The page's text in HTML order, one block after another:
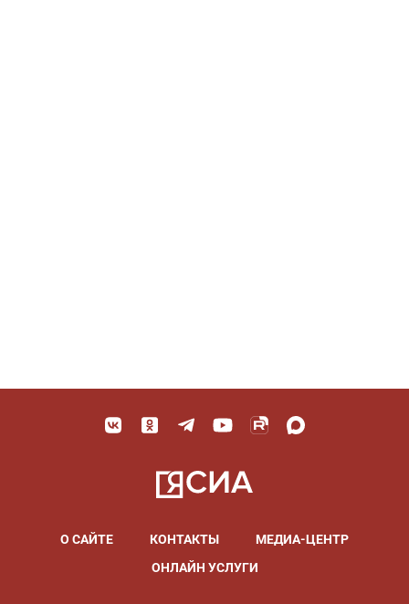
О САЙТЕ КОНТАКТЫ
МЕДИА-ЦЕНТР
ОНЛАЙН УСЛУГИ